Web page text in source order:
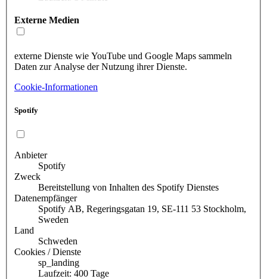
Externe Medien
externe Dienste wie YouTube und Google Maps sammeln
Daten zur Analyse der Nutzung ihrer Dienste.
Cookie-Informationen
Spotify
Anbieter
Spotify
Zweck
Bereitstellung von Inhalten des Spotify Dienstes
Datenempfänger
Spotify AB, Regeringsgatan 19, SE-111 53 Stockholm,
Sweden
Land
Schweden
Cookies / Dienste
sp_landing
Laufzeit: 400 Tage